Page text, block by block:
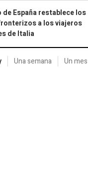
de España restablece los
a los viajeros
de Italia
Una semana Un mes